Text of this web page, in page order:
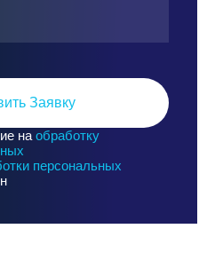
Заявку
на обработку
персональных